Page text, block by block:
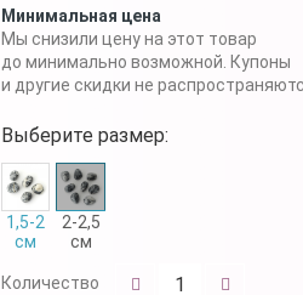
Минимальная цена
Мы снизили цену на этот товар
до минимально возможной. Купоны
и другие скидки не
Выберите размер:
1,5-2
см
2-2,5
см
Количество